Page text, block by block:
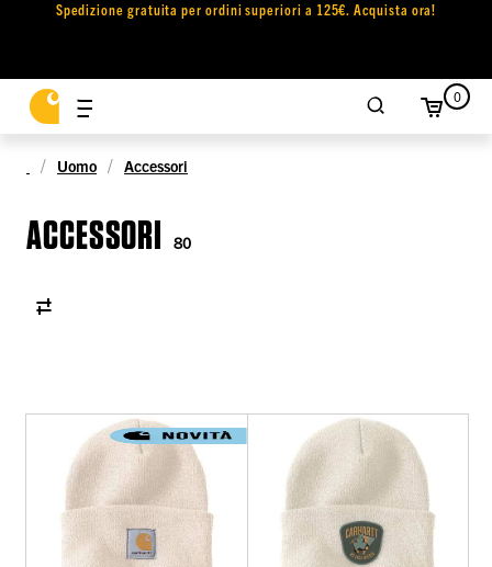
Spedizione gratuita per ordini superiori a 125€. Acquista ora!
0
Uomo Accessori
ACCESSORI 80